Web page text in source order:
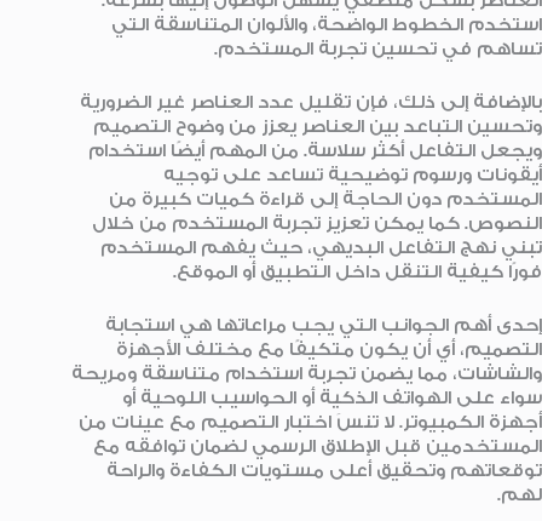
استخدم الخطوط الواضحة، والألوان المتناسقة التي
تساهم في تحسين تجربة المستخدم.
بالإضافة إلى ذلك، فإن تقليل عدد العناصر غير الضرورية
وتحسين التباعد بين العناصر يعزز من وضوح التصميم
ويجعل التفاعل أكثر سلاسة. من المهم أيضًا استخدام
أيقونات ورسوم توضيحية تساعد على توجيه
المستخدم دون الحاجة إلى قراءة كميات كبيرة من
النصوص. كما يمكن تعزيز تجربة المستخدم من خلال
تبني نهج التفاعل البديهي، حيث يفهم المستخدم
فورًا كيفية التنقل داخل التطبيق أو الموقع.
إحدى أهم الجوانب التي يجب مراعاتها هي استجابة
التصميم، أي أن يكون متكيفًا مع مختلف الأجهزة
والشاشات، مما يضمن تجربة استخدام متناسقة ومريحة
سواء على الهواتف الذكية أو الحواسيب اللوحية أو
أجهزة الكمبيوتر. لا تنسَ اختبار التصميم مع عينات من
المستخدمين قبل الإطلاق الرسمي لضمان توافقه مع
توقعاتهم وتحقيق أعلى مستويات الكفاءة والراحة
لهم.